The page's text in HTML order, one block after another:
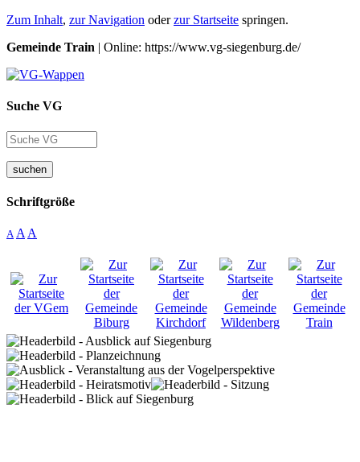
Zum Inhalt, zur Navigation oderzur Startseite springen.
Gemeinde Train | Online: https://www.vg-siegenburg.de/
Suche VG
suchen
Schriftgröße
A A A